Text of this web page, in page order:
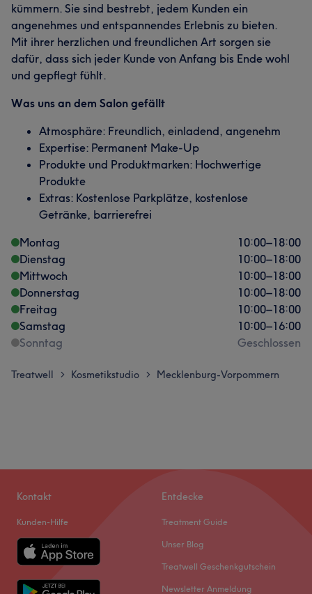
kümmern. Sie sind bestrebt, jedem Kunden ein
angenehmes und entspannendes Erlebnis zu bieten.
Mit ihrer herzlichen und freundlichen Art sorgen sie
dafür, dass sich jeder Kunde von Anfang bis Ende wohl
und gepflegt fühlt.
Was uns an dem Salon gefällt
Atmosphäre: Freundlich, einladend, angenehm
Expertise: Permanent Make-Up
Produkte und Produktmarken: Hochwertige
Produkte
Extras: Kostenlose Parkplätze, kostenlose
Getränke, barrierefrei
Montag
10:00–18:00
Dienstag
10:00–18:00
Mittwoch
10:00–18:00
Donnerstag
10:00–18:00
Freitag
10:00–18:00
Samstag
10:00–16:00
Sonntag
Geschlossen
Treatwell > Kosmetikstudio > Mecklenburg-Vorpommern
Kontakt
Kunden-Hilfe
Entdecke
Treatment Guide
Unser Blog
Treatwell Geschenkgutschein
Newsletter Anmeldung